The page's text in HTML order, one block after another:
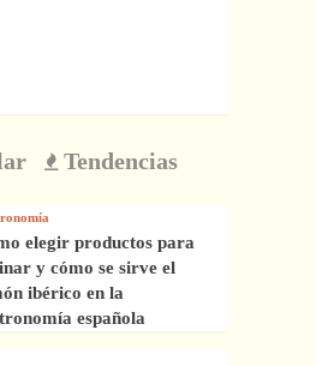
Tendencias
elegir productos para
y cómo se sirve el
ibérico en la
española